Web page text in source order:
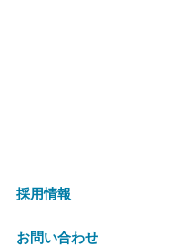
採用情報
お問い合わせ